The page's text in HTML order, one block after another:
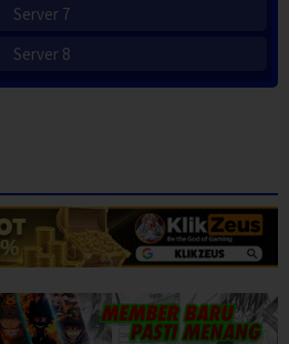
Server 7
Server 8